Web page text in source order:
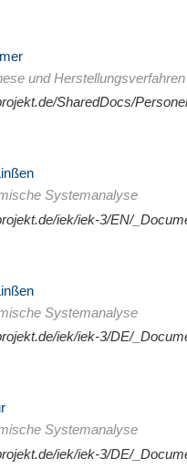
und Herstellungsverfahren
SharedDocs/
Systemanalyse
iek/iek-3/EN/
Systemanalyse
iek/iek-3/DE/
Systemanalyse
iek/iek-3/DE/